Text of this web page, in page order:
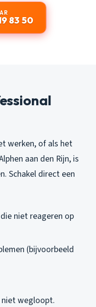
83 50
werken, of als het
aan den Rijn, is
Schakel direct een
niet reageren op
(bijvoorbeeld
wegloopt.